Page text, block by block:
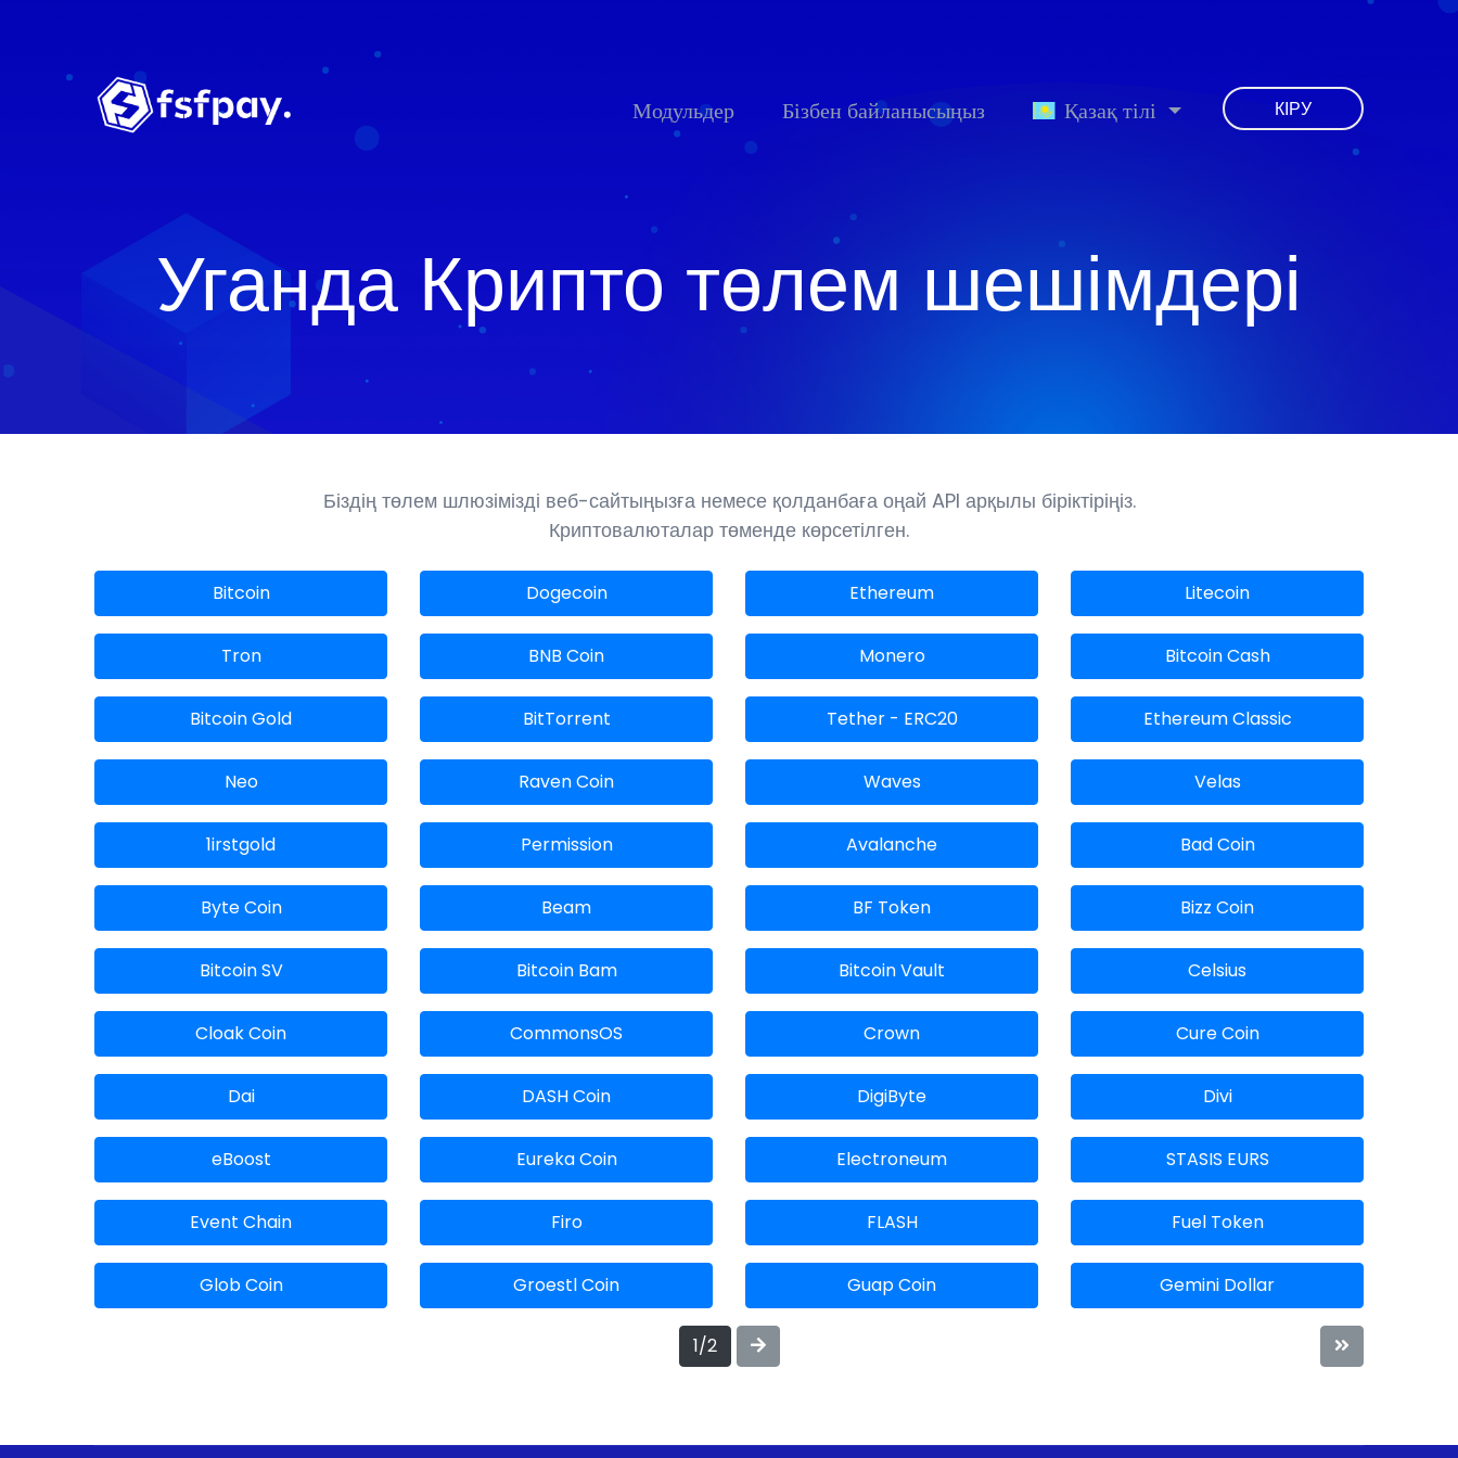
КІРУ
Модульдер Бізбен байланысыңыз Қазақ тілі
Уганда Крипто төлем шешімдері
Біздің төлем шлюзімізді веб-сайтыңызға немесе қолданбаға оңай API арқылы біріктіріңіз.
Криптовалюталар төменде көрсетілген.
Bitcoin Dogecoin Ethereum Litecoin
Tron BNB Coin Monero Bitcoin Cash
Bitcoin Gold BitTorrent Tether - ERC20 Ethereum Classic
Neo Raven Coin Waves Velas
1irstgold Permission Avalanche Bad Coin
Byte Coin Beam BF Token Bizz Coin
Bitcoin SV Bitcoin Bam Bitcoin Vault Celsius
Cloak Coin CommonsOS Crown Cure Coin
Dai DASH Coin DigiByte Divi
eBoost Eureka Coin Electroneum STASIS EURS
Event Chain Firo FLASH Fuel Token
Glob Coin Groestl Coin Guap Coin Gemini Dollar
1/2